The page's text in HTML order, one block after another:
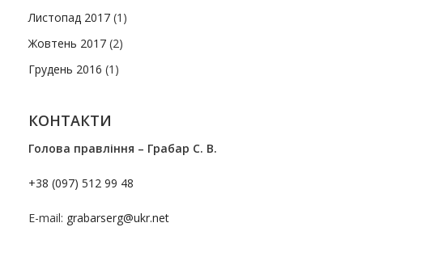
Листопад 2017(1)
Жовтень 2017(2)
Грудень 2016 (1)
КОНТАКТИ
Голова правління – Грабар С. В.
+38 (097) 512 99 48
E-mail: grabarserg@ukr.net